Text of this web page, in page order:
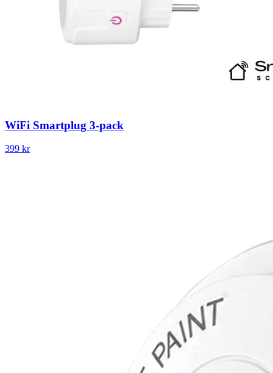
WiFi Smartplug 3-pack
399 kr